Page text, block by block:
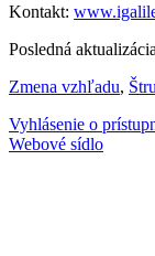
Kontakt:
Posledná
Zmena vzhľadu,
Vyhlásenie o
Webové sídlo